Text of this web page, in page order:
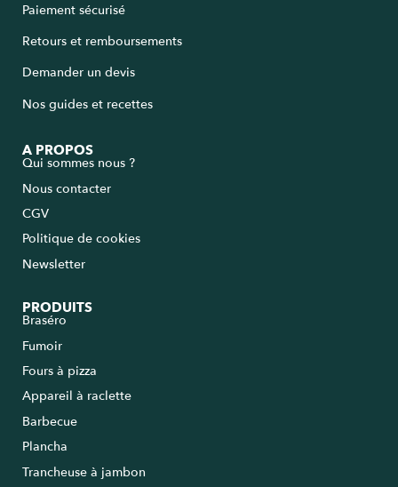
Paiement sécurisé
Retours et remboursements
Demander un devis
Nos guides et recettes
A PROPOS
Qui sommes nous ?
Nous contacter
CGV
Politique de cookies
Newsletter
PRODUITS
Braséro
Fumoir
Fours à pizza
Appareil à raclette
Barbecue
Plancha
Trancheuse à jambon